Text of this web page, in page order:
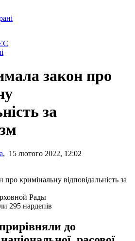
закон про
за
, 15 лютого 2022, 12:02
Рады
295 нардепів
до